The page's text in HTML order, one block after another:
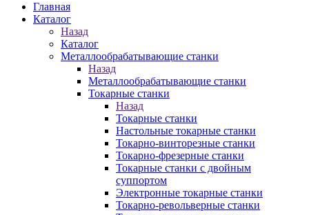
Главная
Каталог
Назад
Каталог
Металлообрабатывающие станки
Назад
Металлообрабатывающие станки
Токарные станки
Назад
Токарные станки
Настольные токарные станки
Токарно-винторезные станки
Токарно-фрезерные станки
Токарные станки с двойным
суппортом
Электронные токарные станки
Токарно-револьверные станки